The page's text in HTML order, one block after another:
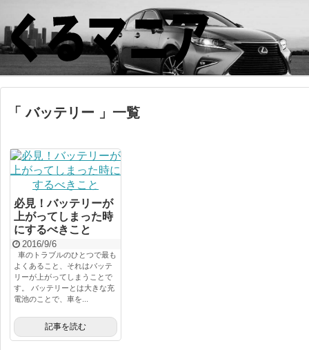
「 バッテリー 」一覧
必見！バッテリーが
上がってしまった時
にするべきこと
2016/9/6
車のトラブルのひとつで最も
よくあること、それはバッテ
リーが上がってしまうことで
す。 バッテリーとは大きな充
電池のことで、車を...
記事を読む